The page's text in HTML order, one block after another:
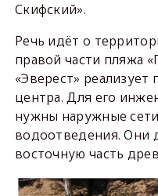
Скифский».
Речь идёт о
правой части пляжа
«Эверест» реализует
центра. Для его
нужны наружные
водоотведения. Они
восточную часть